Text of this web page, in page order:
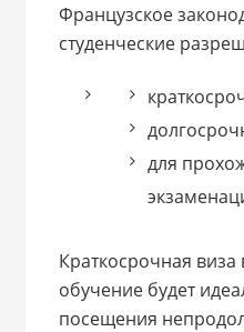
Французское
студенческие
для
Краткосрочная
обучение будет
посещения